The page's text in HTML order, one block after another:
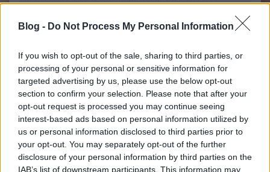
Blog - Do Not Process My Personal Information
If you wish to opt-out of the sale, sharing to third parties, or
processing of your personal or sensitive information for
targeted advertising by us, please use the below opt-out
section to confirm your selection. Please note that after your
opt-out request is processed you may continue seeing
interest-based ads based on personal information utilized by
us or personal information disclosed to third parties prior to
your opt-out. You may separately opt-out of the further
disclosure of your personal information by third parties on the
IAB’s list of downstream participants. This information may
mellett.
14:33:00
Eddig már három bejegyzésben foglalkoztunk a 6 elemű
rabkeresztekkel. Az előzményeknél bemutattam néhány